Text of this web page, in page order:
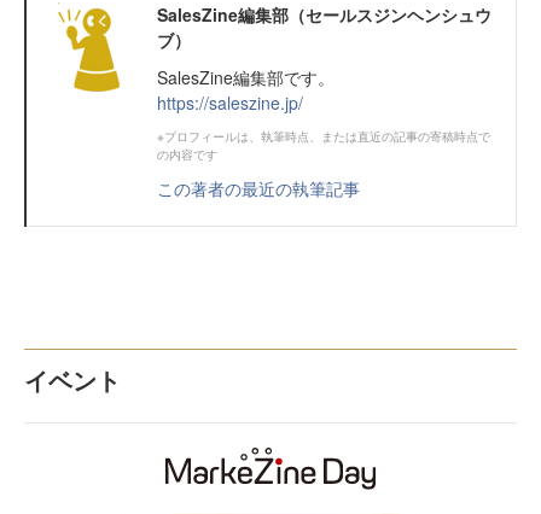
SalesZine編集部（セールスジンヘンシュウ
ブ）
SalesZine編集部です。
https://saleszine.jp/
※プロフィールは、執筆時点、または直近の記事の寄稿時点で
の内容です
この著者の最近の執筆記事
イベント